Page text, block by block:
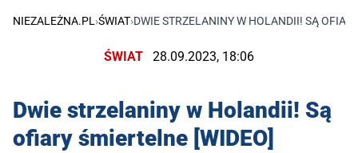
NIEZALEŻNA.PL ›ŚWIAT›DWIE STRZELANINY W HOLANDII! SĄ
ŚWIAT 28.09.2023, 18:06
Dwie strzelaniny w Holandii! Są
ofiary śmiertelne [WIDEO]